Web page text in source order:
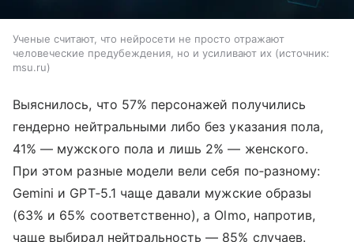
Ученые считают, что нейросети не просто отражают
человеческие предубеждения, но и усиливают их
источник:
msu.ru
Выяснилось, что 57% персонажей получились
гендерно нейтральными либо без указания пола,
41% — мужского пола и лишь 2% — женского.
При этом разные модели вели себя по‑разному:
Gemini и GPT‑5.1 чаще давали мужские образы
(63% и 65% соответственно), а Olmo, напротив,
чаще выбирал нейтральность — 85% случаев.